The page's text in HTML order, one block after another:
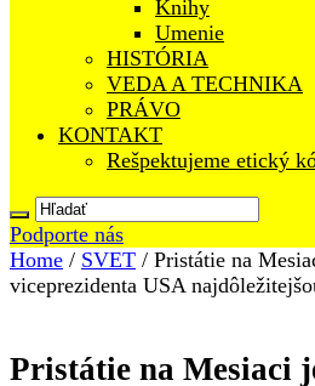
Knihy
Umenie
HISTÓRIA
VEDA A TECHNIKA
PRÁVO
KONTAKT
Rešpektujeme etický
Podporte nás
Home / SVET / Pristátie na
viceprezidenta USA
Pristátie na Mesiaci